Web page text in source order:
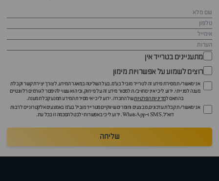
מתעניינים בטרייד אין
רוצים לשמוע על אפשרויות מימון
אני מאשר/ת מסירת מידע זה לטרייד מוביל בע"מ, בעל השליטה במאגר המידע, לצורך יצירת קשר וקבלת
מענה לפנייתי. ידוע לי כי איני מחויב/ת למסור מידע זה על פי חוק, וכי הוא עשוי להימסר לגורמים רלוונטיים
בהתאם למדיניות הפרטיותשל החברה. ידוע לי כי אי מסירת המידע תמנע קבלת מענה.
אני מאשר/ת קבלת עדכונים, מבצעים וחומרים שיווקיים מטרייד מוביל בע"מ באמצעים אלקטרוניים לרבות
דוא״ל, SMS ו-WhatsApp. ידוע לי כי באפשרותי לבטל הסכמה זו בכל עת.
שליחה